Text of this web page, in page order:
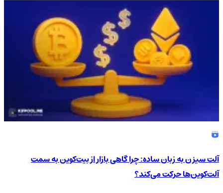
آلت سیزن به زبان ساده: چرا گاهی بازار از بیت‌کوین به سمت
آلت‌کوین‌ها حرکت می‌کند؟